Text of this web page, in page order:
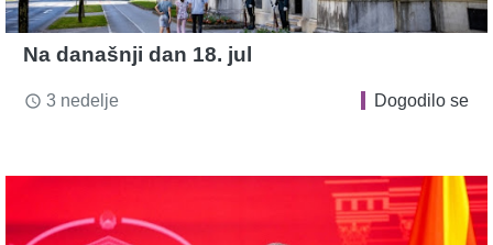
Na današnji dan 18. jul
access_time 3 nedelje Dogodilo se